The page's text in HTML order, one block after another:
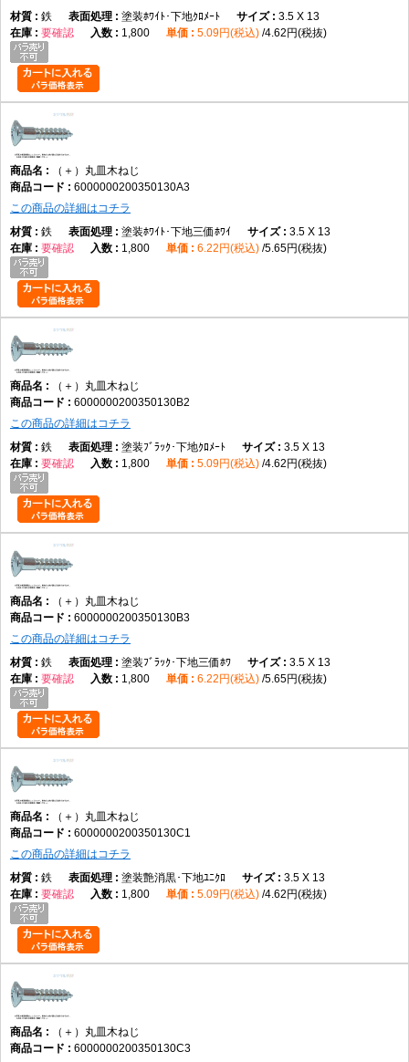
鉄
塗装ﾎﾜｲﾄ･下地ｸﾛﾒｰﾄ
3.5 X 13
要確認
1,800 5.09円(税込) 4.62円(税抜)
（＋）丸皿木ねじ
6000000200350130A3
この商品の詳細はコチラ
鉄
塗装ﾎﾜｲﾄ･下地三価ﾎﾜｲ
3.5 X 13
要確認
1,800 6.22円(税込) 5.65円(税抜)
（＋）丸皿木ねじ
6000000200350130B2
この商品の詳細はコチラ
鉄
塗装ﾌﾞﾗｯｸ･下地ｸﾛﾒｰﾄ
3.5 X 13
要確認
1,800 5.09円(税込) 4.62円(税抜)
（＋）丸皿木ねじ
6000000200350130B3
この商品の詳細はコチラ
鉄
塗装ﾌﾞﾗｯｸ･下地三価ﾎﾜ
3.5 X 13
要確認
1,800 6.22円(税込) 5.65円(税抜)
（＋）丸皿木ねじ
6000000200350130C1
この商品の詳細はコチラ
鉄
塗装艶消黒･下地ﾕﾆｸﾛ
3.5 X 13
要確認
1,800 5.09円(税込) 4.62円(税抜)
（＋）丸皿木ねじ
6000000200350130C3